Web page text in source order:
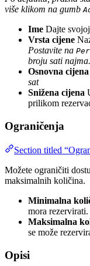
više klikom na gumb
Ime Dajte
Vrsta cijene
Postavite na
broju sati najma.
Osnovna cijena
sat
Snižena cijena
prilikom
Ograničenja
Section titled
Možete ograničiti
maksimalnih količina.
Minimalna
mora rezervirati.
Maksimalna
se može
Opisi